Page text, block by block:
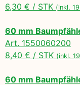
6,30 € / STK (inkl.
60 mm
Art. 1550060200
8,40 € / STK (inkl.
60 mm